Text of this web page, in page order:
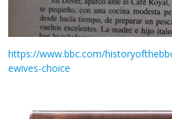
https://www.bbc.com/
ewives-choice